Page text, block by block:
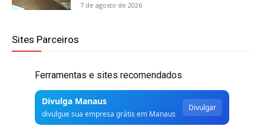
7 de agosto de 2026
Sites Parceiros
Ferramentas e sites recomendados
Divulga Manaus
divulgue sua empresa grátis em Manaus
Divulgar